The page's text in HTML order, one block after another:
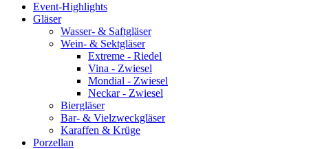
Event-Highlights
Gläser
Wasser- & Saftgläser
Wein- & Sektgläser
Extreme - Riedel
Vina - Zwiesel
Mondial - Zwiesel
Neckar - Zwiesel
Biergläser
Bar- & Vielzweckgläser
Karaffen & Krüge
Porzellan